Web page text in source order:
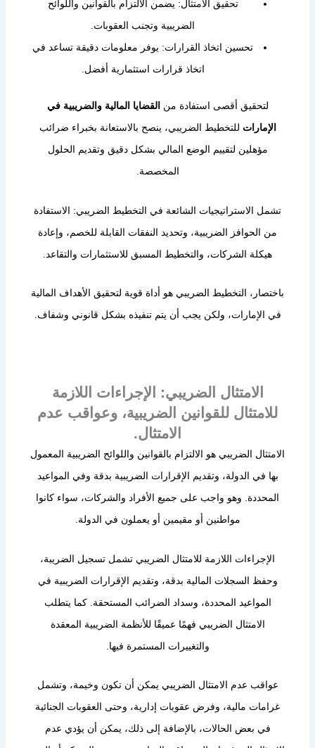
تحقيق الامتثال: يضمن الالتزام بالقوانين واللوائح
الضريبية وتجنب العقوبات.
تحسين اتخاذ القرارات: يوفر معلومات دقيقة تساعد في
اتخاذ قرارات استثمارية أفضل.
لتحقيق أقصى استفادة من القضايا المالية والضريبية في
الإمارات للتخطيط الضريبي، ينصح بالاستعانة بخبراء ضرائب
مؤهلين لتقييم الوضع المالي بشكل دقيق وتقديم الحلول
المخصصة.
تشمل الاستراتيجيات الشائعة في التخطيط الضريبي: الاستفادة
من الحوافز الضريبية، وتحديد النفقات القابلة للخصم، وإعادة
هيكلة الشركات، والتخطيط المسبق للاستثمارات والتقاعد.
باختصار، التخطيط الضريبي هو أداة قوية لتحقيق الأهداف المالية
في الإمارات، ولكن يجب أن يتم تنفيذه بشكل قانوني وشفاف.
الامتثال الضريبي: الإجراءات اللازمة
للامتثال للقوانين الضريبية، وعواقب عدم
الامتثال.
الامتثال الضريبي هو الالتزام بالقوانين واللوائح الضريبية المعمول
بها في الدولة، وتقديم الإقرارات الضريبية بدقة وفي المواعيد
المحددة. وهو واجب على جميع الأفراد والشركات، سواء كانوا
مواطنين أو مقيمين أو يعملون في الدولة.
الإجراءات اللازمة للامتثال الضريبي تشمل تسجيل الضريبة،
وحفظ السجلات المالية بدقة، وتقديم الإقرارات الضريبية في
المواعيد المحددة، وسداد الضرائب المستحقة. كما يتطلب
الامتثال الضريبي فهمًا عميقًا للأنظمة الضريبية المعقدة
والتغييرات المستمرة فيها.
عواقب عدم الامتثال الضريبي يمكن أن تكون وخيمة، وتشمل
غرامات مالية، وفرض عقوبات إدارية، وحتى العقوبات الجنائية
في بعض الحالات، بالإضافة إلى ذلك، يمكن أن يؤدي عدم